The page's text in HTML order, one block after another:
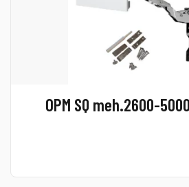
OPM SQ meh.2600-